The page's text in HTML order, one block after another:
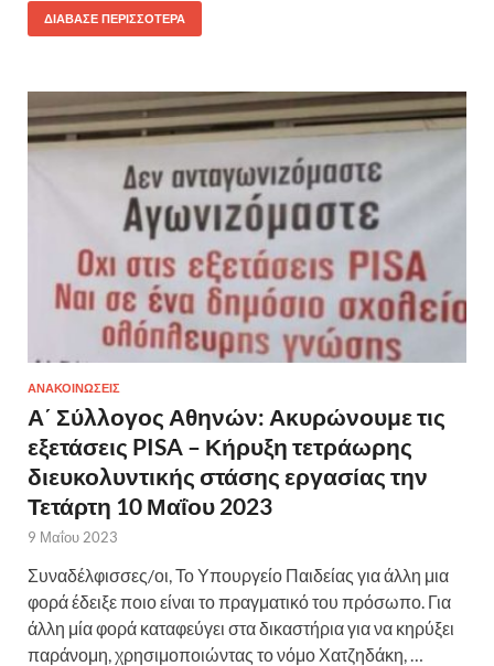
ΔΙΆΒΑΣΕ ΠΕΡΙΣΣΌΤΕΡΑ
ΑΝΑΚΟΙΝΩΣΕΙΣ
Α΄ Σύλλογος Αθηνών: Ακυρώνουμε τις
εξετάσεις PISA – Κήρυξη τετράωρης
διευκολυντικής στάσης εργασίας την
Τετάρτη 10 Μαΐου 2023
9 Μαΐου 2023
Συναδέλφισσες/οι, Το Υπουργείο Παιδείας για άλλη μια
φορά έδειξε ποιο είναι το πραγματικό του πρόσωπο. Για
άλλη μία φορά καταφεύγει στα δικαστήρια για να κηρύξει
παράνομη, χρησιμοποιώντας το νόμο Χατζηδάκη, …